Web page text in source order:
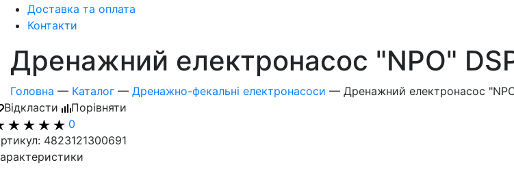
Доставка та оплата
Контакти
Дренажний електронасос "NPO"
Головна — Каталог — Дренажно-фекальні електронасоси — Дренажний електронасос
Відкласти
Порівняти
0
4823121300691